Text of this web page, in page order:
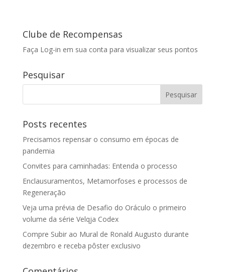
Clube de Recompensas
Faça Log-in em sua conta para visualizar seus pontos
Pesquisar
Posts recentes
Precisamos repensar o consumo em épocas de
pandemia
Convites para caminhadas: Entenda o processo
Enclausuramentos, Metamorfoses e processos de
Regeneração
Veja uma prévia de Desafio do Oráculo o primeiro
volume da série Velqja Codex
Compre Subir ao Mural de Ronald Augusto durante
dezembro e receba pôster exclusivo